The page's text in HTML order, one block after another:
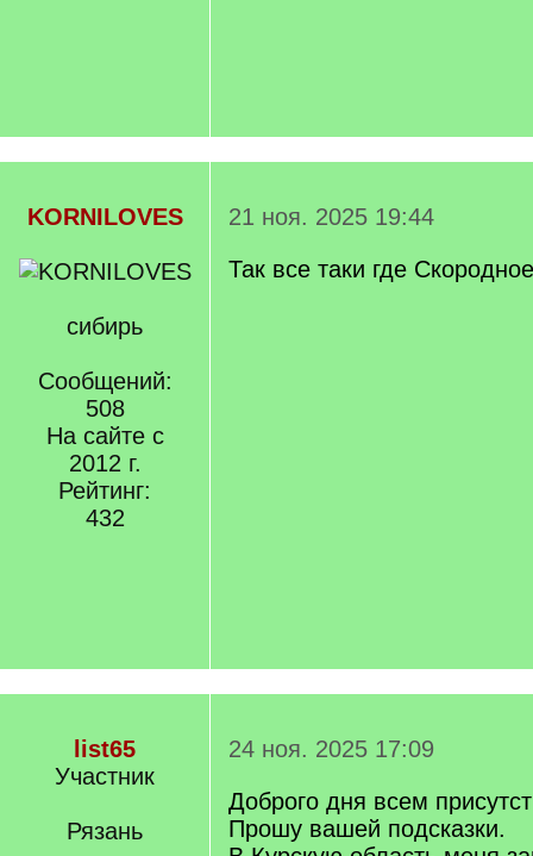
KORNILOVES
сибирь
Сообщений:
508
На сайте с
2012 г.
Рейтинг:
432
21 ноя. 2025 19:44
Так все таки где
list65
Участник
Рязань
24 ноя. 2025 17:09
Доброго дня всем
Прошу вашей подсказки.